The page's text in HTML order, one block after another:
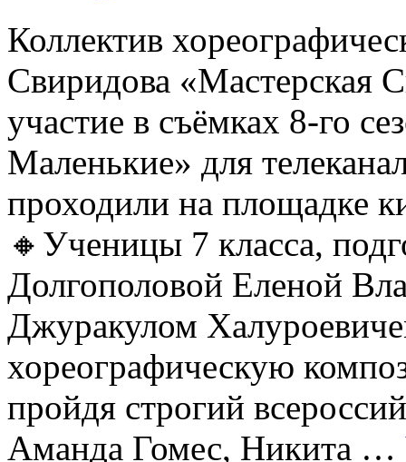
Коллектив
Свиридова «Мастерская
участие в съёмках 8-го
Маленькие» для
проходили на площадке
🔸Ученицы 7 класса,
Долгополовой Еленой
Джуракулом
хореографическую
пройдя строгий
Аманда Гомес, Никита …